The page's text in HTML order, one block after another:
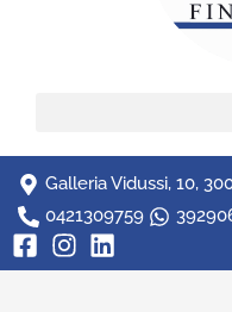
Galleria Vidussi, 10,
0421309759